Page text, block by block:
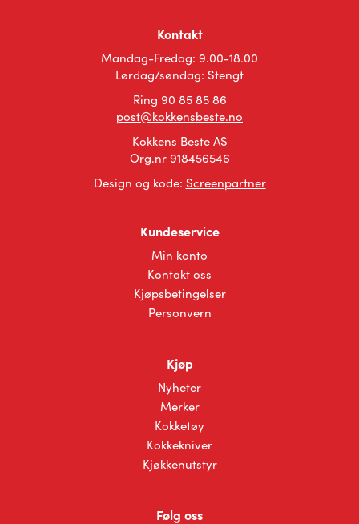
Kontakt
Mandag-Fredag: 9.00-18.00
Lørdag/søndag: Stengt
Ring 90 85 85 86
post@kokkensbeste.no
Kokkens Beste AS
Org.nr 918456546
Design og kode: Screenpartner
Kundeservice
Min konto
Kontakt oss
Kjøpsbetingelser
Personvern
Kjøp
Nyheter
Merker
Kokketøy
Kokkekniver
Kjøkkenutstyr
Følg oss